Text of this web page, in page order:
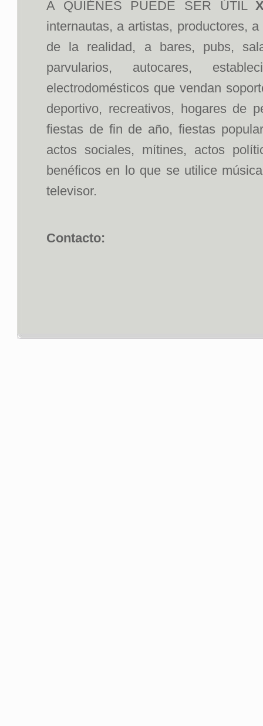
A QUIÉNES PUEDE SER ÚTIL
internautas, a artistas, productores,
de la realidad, a bares, pubs,
parvularios, autocares,
electrodomésticos que vendan
deportivo, recreativos, hogares de
fiestas de fin de año, fiestas
actos sociales, mítines, actos
benéficos en lo que se utilice
televisor.
Contacto: